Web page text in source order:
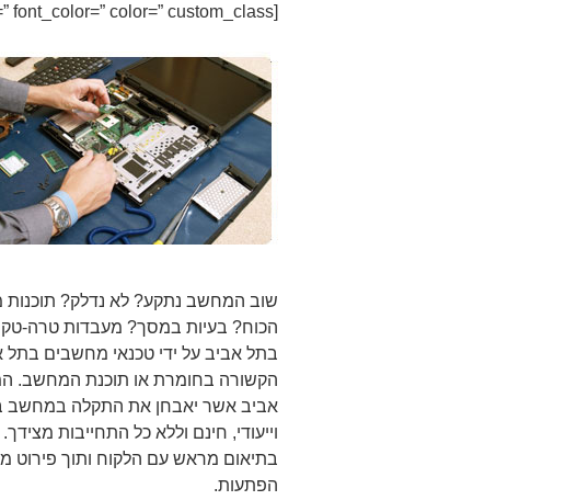
[av_textblock size=” font_color=” color=” custom_class=”]
שוב המחשב נתקע? לא נדלק?
הכוח? בעיות במסך? מעבדות טרה-
בתל אביב על ידי טכנאי מחשבים בתל
הקשורה בחומרת או תוכנת המחשב.
אביב אשר יאבחן את התקלה במחשב
וייעודי, חינם וללא כל התחייבות
בתיאום מראש עם הלקוח ותוך פירוט
הפתעות.